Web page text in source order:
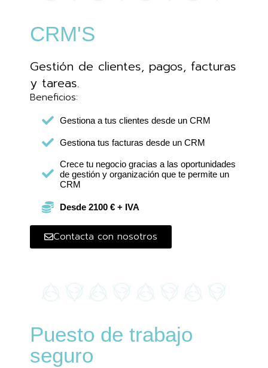
CRM'S
Gestión de clientes, pagos, facturas
y tareas.
Beneficios:
Gestiona a tus clientes desde un CRM
Gestiona tus facturas desde un CRM
Crece tu negocio gracias a las oportunidades
de gestión y organización que te permite un
CRM
Desde 2100 € + IVA
Contacta con nosotros
Puesto de trabajo
seguro